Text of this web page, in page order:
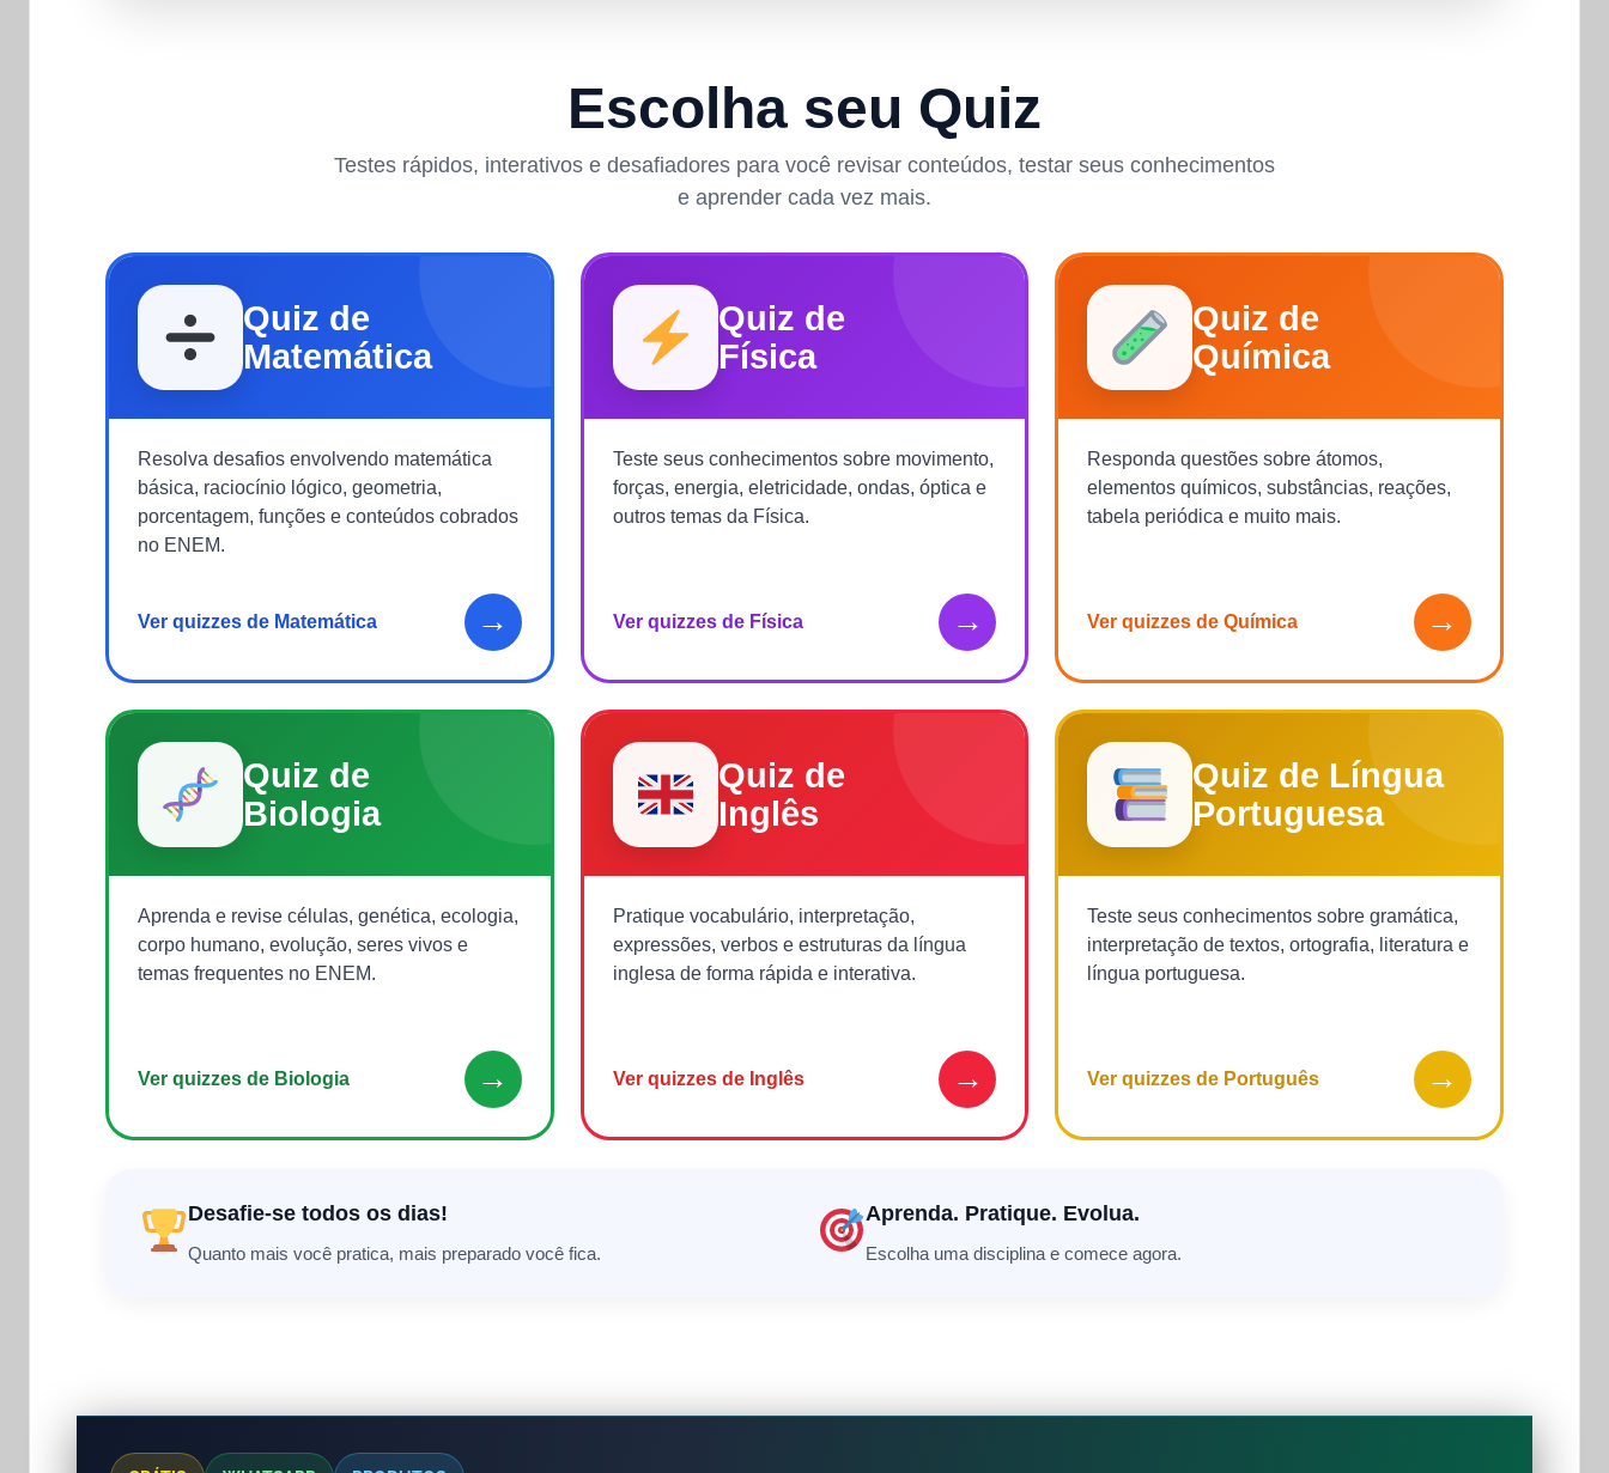
Escolha seu Quiz
Testes rápidos, interativos e desafiadores para você revisar conteúdos, testar seus conhecimentos
e aprender cada vez mais.
Quiz de
Matemática
Resolva desafios envolvendo matemática
básica, raciocínio lógico, geometria,
porcentagem, funções e conteúdos cobrados
no ENEM.
Ver quizzes de Matemática →
Quiz de
Física
Teste seus conhecimentos sobre movimento,
forças, energia, eletricidade, ondas, óptica e
outros temas da Física.
Ver quizzes de Física →
Quiz de
Química
Responda questões sobre átomos,
elementos químicos, substâncias, reações,
tabela periódica e muito mais.
Ver quizzes de Química →
Quiz de
Biologia
Aprenda e revise células, genética, ecologia,
corpo humano, evolução, seres vivos e
temas frequentes no ENEM.
Ver quizzes de Biologia →
Quiz de
Inglês
Pratique vocabulário, interpretação,
expressões, verbos e estruturas da língua
inglesa de forma rápida e interativa.
Ver quizzes de Inglês →
Quiz de Língua
Portuguesa
Teste seus conhecimentos sobre gramática,
interpretação de textos, ortografia, literatura e
língua portuguesa.
Ver quizzes de Português →
Desafie-se todos os dias!
Quanto mais você pratica, mais preparado você fica.
Aprenda. Pratique. Evolua.
Escolha uma disciplina e comece agora.